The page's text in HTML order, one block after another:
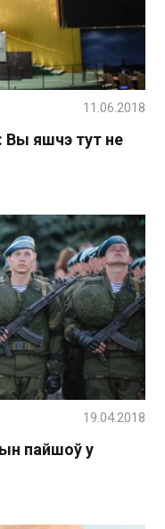
Вы яшчэ тут не
11.06.2018
пайшоў у
19.04.2018